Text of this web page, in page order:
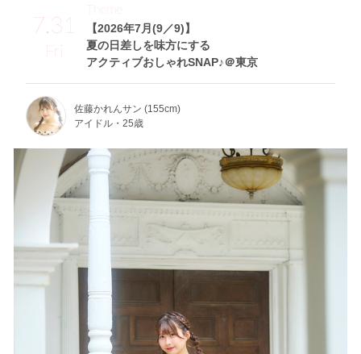
7.31
Fri
【2026年7月(9／9)】
夏の日差しを味方にする
アクティブおしゃれSNAP♪＠東京
Theme
佐藤かれんサン (155cm)
アイドル・25歳